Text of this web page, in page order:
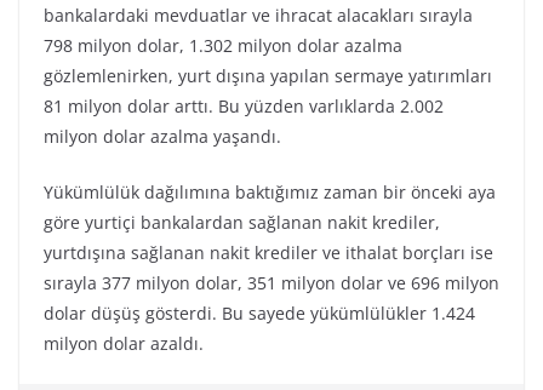
bankalardaki mevduatlar ve ihracat alacakları sırayla
798 milyon dolar, 1.302 milyon dolar azalma
gözlemlenirken, yurt dışına yapılan sermaye yatırımları
81 milyon dolar arttı. Bu yüzden varlıklarda 2.002
milyon dolar azalma yaşandı.
Yükümlülük dağılımına baktığımız zaman bir önceki aya
göre yurtiçi bankalardan sağlanan nakit krediler,
yurtdışına sağlanan nakit krediler ve ithalat borçları ise
sırayla 377 milyon dolar, 351 milyon dolar ve 696 milyon
dolar düşüş gösterdi. Bu sayede yükümlülükler 1.424
milyon dolar azaldı.